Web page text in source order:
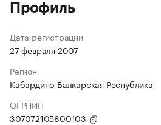
Профиль
Дата регистрации
27 февраля 2007
Регион
Кабардино-Балкарская Республика
ОГРНИП
307072105800103